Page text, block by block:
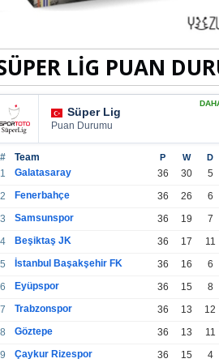
LİG PUAN
Süper Lig
Puan Durumu
# Team P W D
1 Galatasaray 36 30 5
2
Fenerbahçe 36 26 6
3
Samsunspor 36 19 7
4
Beşiktaş JK 36 17 11
5
İstanbul Başakşehir FK 36 16 6
6
Eyüpspor 36 15 8
7
Trabzonspor 36 13 12
8
Göztepe 36 13 11
9
Çaykur Rizespor 36 15 4